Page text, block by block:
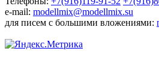
e-mail: modellmix@modellmix.su
для писем с большими вложениями: